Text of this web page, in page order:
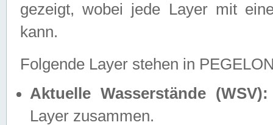
gezeigt, wobei jede Layer mit
kann.
Folgende Layer stehen in
Aktuelle Wasserstände (WSV):
Layer zusammen.